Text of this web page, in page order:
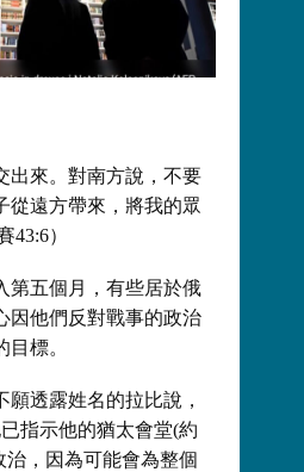
出來。對南方說，不要
從遠方帶來，將我的眾
43:6）
第五個月，有些居於俄
因他們反對戰事的政治
標。
願透露姓名的拉比說，
指示他的猶太會堂(約
治，因為可能會為整個